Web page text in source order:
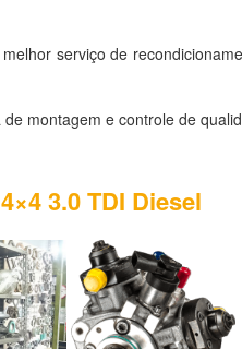
serviço de
montagem e controle de
3.0 TDI Diesel